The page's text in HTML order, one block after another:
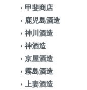
› 甲斐商店
› 鹿児島酒造
› 神川酒造
› 神酒造
› 京屋酒造
› 霧島酒造
› 上妻酒造